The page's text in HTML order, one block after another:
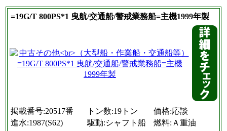
=19G/T 800PS*1 曳航/交通船/警戒業務船=主機1999年製
掲載番号:20517番 トン数:19トン
価格:応談
進水:1987(S62)
駆動:シャフト船 燃料:Ａ重油